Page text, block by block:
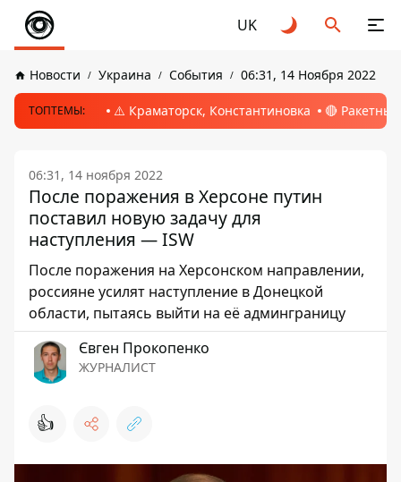
UK
Новости Украина События 06:31, 14 Ноября 2022
ТОПТЕМЫ: ⚠️ Краматорск, Константиновка 🔴
06:31, 14 ноября 2022
После поражения в Херсоне путин
поставил новую задачу для
наступления — ISW
После поражения на Херсонском направлении,
россияне усилят наступление в Донецкой
области, пытаясь выйти на её админграницу
Євген Прокопенко
ЖУРНАЛИСТ
👍